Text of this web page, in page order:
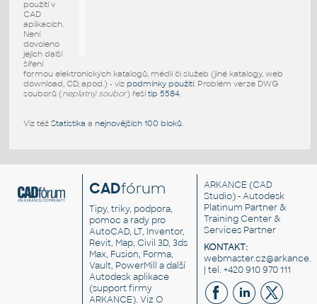
použití v
CAD
aplikacích.
Není
dovoleno
jejich další
šíření
formou elektronických katalogů, médií či služeb (jiné katalogy, web
download, CD, apod.) - viz podmínky použití. Problém verze DWG
souborů (neplatný soubor) řešítip 5584.
Viz též Statistika a nejnovějších 100 bloků.
CADfórum
Tipy, triky, podpora,
pomoc a rady pro
AutoCAD, LT, Inventor,
Revit, Map, Civil 3D, 3ds
Max, Fusion, Forma,
Vault, PowerMill a další
Autodesk aplikace
(support firmy
ARKANCE). VizO
ARKANCE (CAD
Studio) - Autodesk
Platinum Partner &
Training Center &
Services Partner
KONTAKT:
| tel. +420 910 970 111